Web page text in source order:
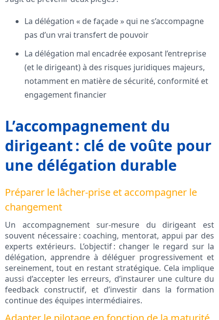
La délégation « de façade » qui ne s’accompagne
pas d’un vrai transfert de pouvoir
La délégation mal encadrée exposant l’entreprise
(et le dirigeant) à des risques juridiques majeurs,
notamment en matière de sécurité, conformité et
engagement financier
L’accompagnement du
dirigeant : clé de voûte pour
une délégation durable
Préparer le lâcher-prise et accompagner le
changement
Un accompagnement sur-mesure du dirigeant est
souvent nécessaire : coaching, mentorat, appui par des
experts extérieurs. L’objectif : changer le regard sur la
délégation, apprendre à déléguer progressivement et
sereinement, tout en restant stratégique. Cela implique
aussi d’accepter les erreurs, d’instaurer une culture du
feedback constructif, et d’investir dans la formation
continue des équipes intermédiaires.